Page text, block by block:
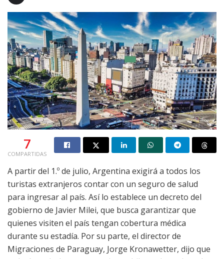
7
COMPARTIDAS
A partir del 1.º de julio, Argentina exigirá a todos los
turistas extranjeros contar con un seguro de salud
para ingresar al país. Así lo establece un decreto del
gobierno de Javier Milei, que busca garantizar que
quienes visiten el país tengan cobertura médica
durante su estadía. Por su parte, el director de
Migraciones de Paraguay, Jorge Kronawetter, dijo que